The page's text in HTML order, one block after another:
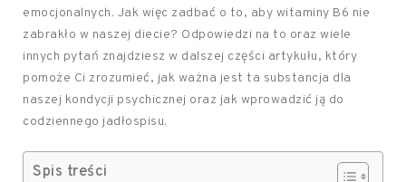
emocjonalnych. Jak więc zadbać o to, aby witaminy B6 nie
zabrakło w naszej diecie? Odpowiedzi na to oraz wiele
innych pytań znajdziesz w dalszej części artykułu, który
pomoże Ci zrozumieć, jak ważna jest ta substancja dla
naszej kondycji psychicznej oraz jak wprowadzić ją do
codziennego jadłospisu.
Spis treści